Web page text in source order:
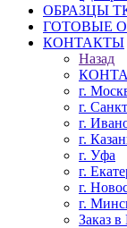
ОБРАЗЦЫ
ГОТОВЫЕ
КОНТАКТЫ
Назад
г.
г.
г.
г.
г. Уфа
г.
г.
г.
Заказ